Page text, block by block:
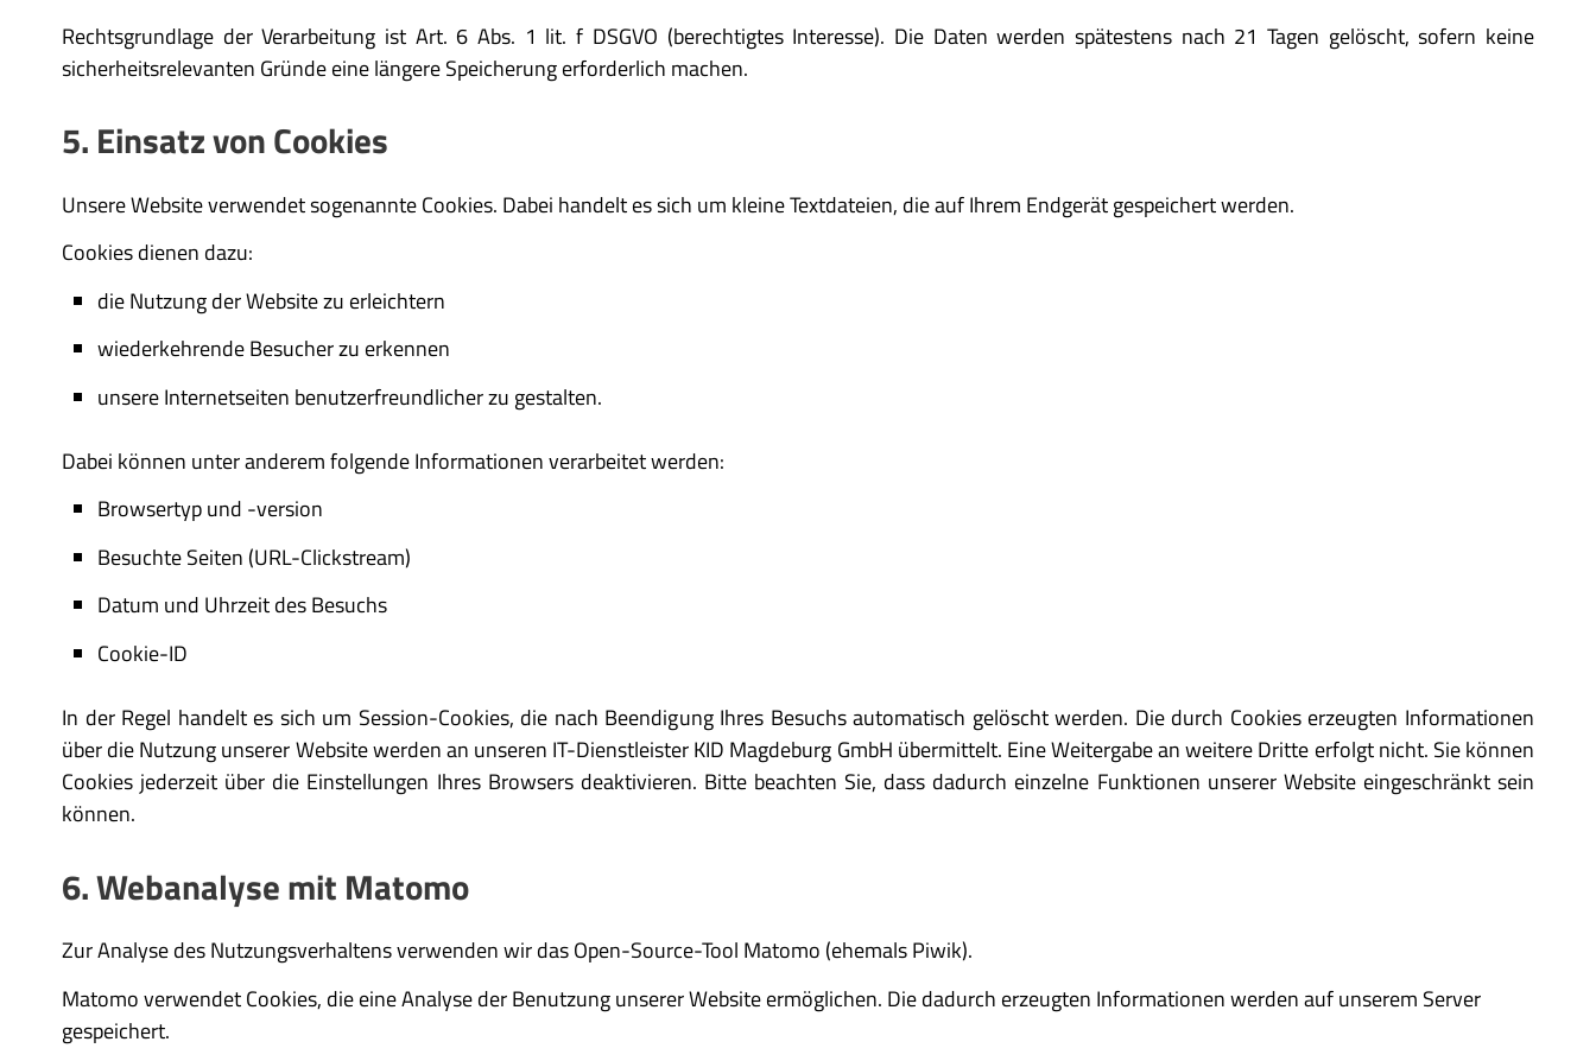
Rechtsgrundlage der Verarbeitung ist Art. 6 Abs. 1 lit. f DSGVO (berechtigtes Interesse). Die Daten werden spätestens nach 21 Tagen gelöscht, sofern keine
sicherheitsrelevanten Gründe eine längere Speicherung erforderlich machen.
5. Einsatz von Cookies
Unsere Website verwendet sogenannte Cookies. Dabei handelt es sich um kleine Textdateien, die auf Ihrem Endgerät gespeichert werden.
Cookies dienen dazu:
die Nutzung der Website zu erleichtern
wiederkehrende Besucher zu erkennen
unsere Internetseiten benutzerfreundlicher zu gestalten.
Dabei können unter anderem folgende Informationen verarbeitet werden:
Browsertyp und -version
Besuchte Seiten (URL-Clickstream)
Datum und Uhrzeit des Besuchs
Cookie-ID
In der Regel handelt es sich um Session-Cookies, die nach Beendigung Ihres Besuchs automatisch gelöscht werden. Die durch Cookies erzeugten Informationen
über die Nutzung unserer Website werden an unseren IT-Dienstleister KID Magdeburg GmbH übermittelt. Eine Weitergabe an weitere Dritte erfolgt nicht. Sie können
Cookies jederzeit über die Einstellungen Ihres Browsers deaktivieren. Bitte beachten Sie, dass dadurch einzelne Funktionen unserer Website eingeschränkt sein
können.
6. Webanalyse mit Matomo
Zur Analyse des Nutzungsverhaltens verwenden wir das Open-Source-Tool Matomo (ehemals Piwik).
Matomo verwendet Cookies, die eine Analyse der Benutzung unserer Website ermöglichen. Die dadurch erzeugten Informationen werden auf unserem Server
gespeichert.